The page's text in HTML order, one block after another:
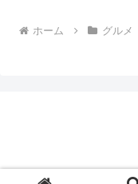
ホーム グルメ